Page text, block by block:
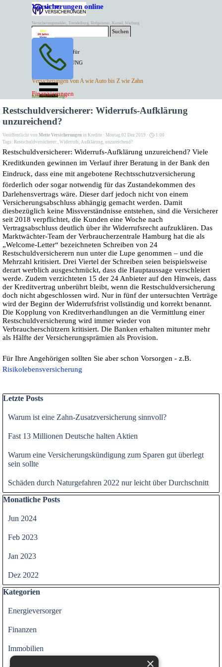
Direkt zum Seiteninhalt
Versicherungen online
Versicherungsmakler, Trendelburg, Hofgeismar, Kassel, Warburg
BESTER PREIS für
SPITZEN LEISTUNG
ANGEBOTE
Versicherungen von A wie Auto bis Z wie Zahn
Kontakt Tel. 05671/7799991
Mette Versicherungen
Suchen
Versicherungen
Finanzierungen
Rentenversicherung
Menü überspringen
Restschuldversicherer: Widerrufs-Aufklärung
unzureichend?
Veröffentlicht von Mette Versicherungen in Kredite · Montag 02 Dez 2019 ·
1:00
Tags: Restschuldversicherer:, Widerrufs, Aufklärung, unzureichend?
Restschuldversicherer: Widerrufs-Aufklärung unzureichend? Viele
Kreditkunden gewinnen im Verlauf ihrer Beratung in der Bank den
Eindruck, dass eine mit angebotene Rechtsschutzversicherung
förderlich oder sogar notwendig für das Zustandekommen des
Darlehensvertrags wäre. Dieser darf jedoch nicht von einem
Versicherungsabschluss abhängig gemacht werden. Damit
diesbezüglich keine Missverständnisse entstehen, sind die Versicherer
seit 2018 verpflichtet, die Kunden eine Woche nach
Vertragsabschluss deutlich über ihr Widerrufsrecht aufzuklären. Das
Marktwächter-Team der Verbraucherzentrale Hamburg hat die als
„Welcome-Letter“ bezeichneten Schreiben von 24
Restschuldversicherern nun unter die Lupe genommen – und die
Mehrzahl kritisiert. Drei Viertel der Schreiben seien beispielsweise
derart werblich ausgeschmückt, dass die Hauptaussage verschleiert
werde. Zudem verzichteten 15 der 24 Anbieter auf den Hinweis, dass
der Kreditvertrag unberührt bleibt, wenn die Restschuldversicherung
doch nicht abgeschlossen wird. Nur in fünf der untersuchten Verträge
wird der Beginn der Widerrufsfrist vollständig und korrekt benannt.
Die Kopplung von Kreditverhandlungen an die Vermittlung einer
Restschuldversicherung wird immer wieder von
Verbraucherschützern kritisiert. Die Banken erhalten mitunter mehr
als Hälfte der Versicherungsprämien als Provision.
Für Ihre Angehörigen sollten Sie aber schon Vorsorgen - z.B.
Risikolebensversicherung
Block überspringen Letzte Posts
Letzte Posts
Warum ist eine Zahn-Zusatzversicherung sinnvoll?
Fast 13 Millionen Deutsche halten Aktien
Warum eine Versicherungskündigung zum Sparen gut überlegt
sein sollte
Schäden durch Naturgefahren 2022 nur leicht über Durchschnitt
Block überspringen Monatliche Posts
Monatliche Posts
Jun 2024
Feb 2023
Jan 2023
Dez 2022
Block überspringen Kategorien
Kategorien
Energieversorger
Finanzen
Immobilien
×